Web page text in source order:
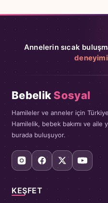
Annelerin sıcak
Bebelik Sosyal
Hamileler ve anneler için
Hamilelik, bebek bakımı ve aile
burada buluşuyor.
KEŞFET